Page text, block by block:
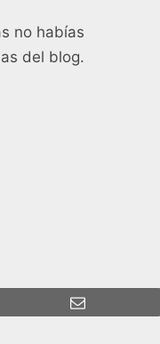
no habías
del blog.